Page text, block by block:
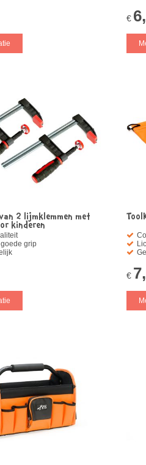
€
2 lijmklemmen met
kinderen
grip
€